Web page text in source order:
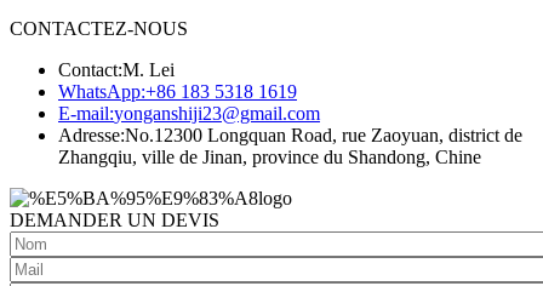
CONTACTEZ-NOUS
Contact:M. Lei
WhatsApp:+86 183 5318 1619
E-mail:yonganshiji23@gmail.com
Adresse:No.12300 Longquan Road, rue Zaoyuan, district de
Zhangqiu, ville de Jinan, province du Shandong, Chine
DEMANDER UN DEVIS